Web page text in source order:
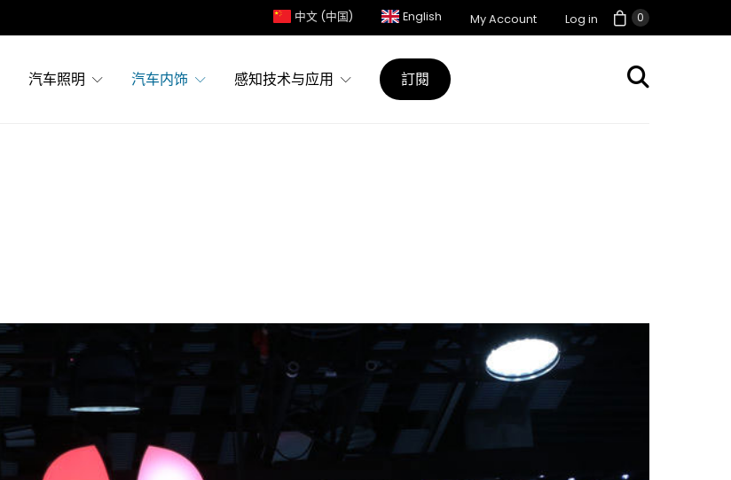
0
中文 (中国) English My Account Log in
汽车照明 汽车内饰 感知技术与应用 訂閱